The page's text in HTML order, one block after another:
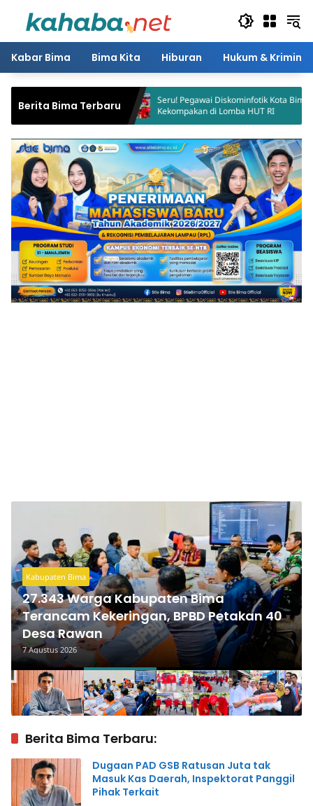
Kabar Bima Bima Kita Hiburan Hukum & Kriminal
Berita Bima Terbaru
Seru! Pegawai Diskominfotik Kota Bima Adu
Kekompakan di Lomba HUT RI
Pemkot Bima
Nelayan
Kabupaten Bima
27.343 Warga Kabupaten Bima
Terancam Kekeringan, BPBD Petakan 40
Desa Rawan
7 Agustus 2026
Berita Bima Terbaru:
Dugaan PAD GSB Ratusan Juta tak
Masuk Kas Daerah, Inspektorat Panggil
Pihak Terkait